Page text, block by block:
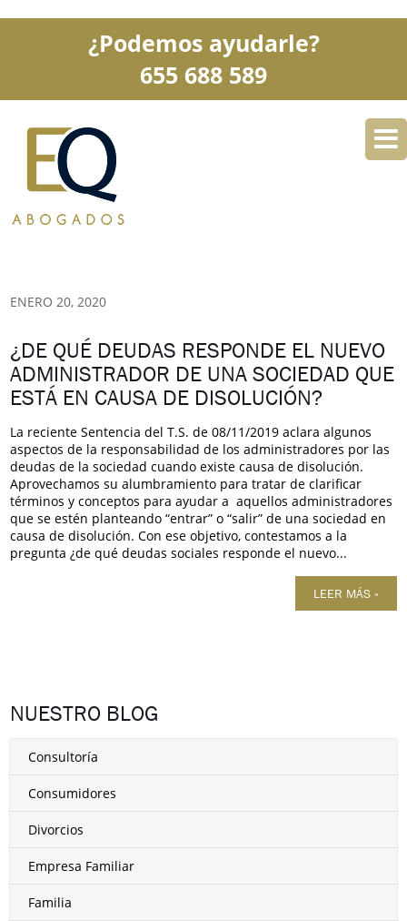
¿Podemos ayudarle?
655 688 589
SERVICIOS
ENERO 20, 2020
¿DE QUÉ DEUDAS RESPONDE EL NUEVO
ADMINISTRADOR DE UNA SOCIEDAD QUE
ESTÁ EN CAUSA DE DISOLUCIÓN?
La reciente Sentencia del T.S. de 08/11/2019 aclara algunos
aspectos de la responsabilidad de los administradores por las
deudas de la sociedad cuando existe causa de disolución.
Aprovechamos su alumbramiento para tratar de clarificar
términos y conceptos para ayudar a aquellos administradores
que se estén planteando “entrar” o “salir” de una sociedad en
causa de disolución. Con ese objetivo, contestamos a la
pregunta ¿de qué deudas sociales responde el nuevo...
LEER MÁS »
NUESTRO BLOG
Consultoría
Consumidores
Divorcios
Empresa Familiar
Familia